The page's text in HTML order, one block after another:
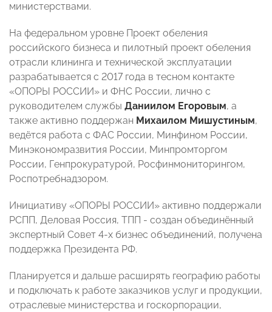
министерствами.
На федеральном уровне Проект обеления
российского бизнеса и пилотный проект обеления
отрасли клининга и технической эксплуатации
разрабатывается с 2017 года в тесном контакте
«ОПОРЫ РОССИИ» и ФНС России, лично с
руководителем службы Даниилом Егоровым, а
также активно поддержан Михаилом Мишустиным,
ведётся работа с ФАС России, Минфином России,
Минэкономразвития России, Минпромторгом
России, Генпрокуратурой, Росфинмониторингом,
Роспотребнадзором.
Инициативу «ОПОРЫ РОССИИ» активно поддержали
РСПП, Деловая Россия, ТПП - создан объединённый
экспертный Совет 4-х бизнес объединений, получена
поддержка Президента РФ.
Планируется и дальше расширять географию работы
и подключать к работе заказчиков услуг и продукции,
отраслевые министерства и госкорпорации,